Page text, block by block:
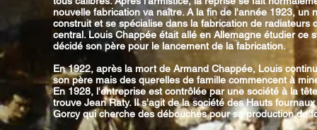
nouvelle fabrication va naître. A la fin de l'année 1923, un
construit et se spécialise dans la fabrication de radiateurs
central. Louis Chappée était allé en Allemagne étudier ce
décidé son père pour le lancement de la fabrication.
En 1922, après la mort de Armand Chappée, Louis
son père mais des querelles de famille commencent à
En 1928, l'entreprise est contrôlée par une société à la
trouve Jean Raty. Il s'agit de la société des Hauts
Gorcy qui cherche des débouchés pour sa production de